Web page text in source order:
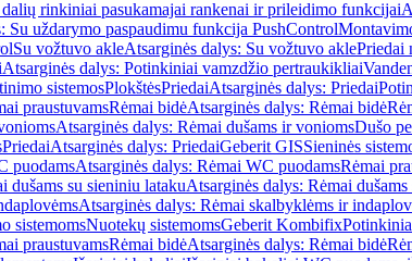
rinkiniai pasukamajai rankenai ir prileidimo funkcijai
Su uždarymo paspaudimu funkcija PushControl
Su vožtuvo akleAtsarginės dalys: Su vožtuvo aklePriedai
Atsarginės dalys: Potinkiniai vamzdžio pertraukikliai
sistemosPlokštėsPriedaiAtsarginės dalys: Priedai
praustuvamsRėmai bidėAtsarginės dalys: Rėmai bidė
Atsarginės dalys: Rėmai dušams ir voniomsDušo
PriedaiAtsarginės dalys: PriedaiGeberit GISSieninės
puodamsAtsarginės dalys: Rėmai WC puodamsRėmai
dušams su sieniniu latakuAtsarginės dalys: Rėmai
Atsarginės dalys: Rėmai skalbyklėms ir
sistemomsNuotekų sistemomsGeberit Kombifix
praustuvamsRėmai bidėAtsarginės dalys: Rėmai bidė